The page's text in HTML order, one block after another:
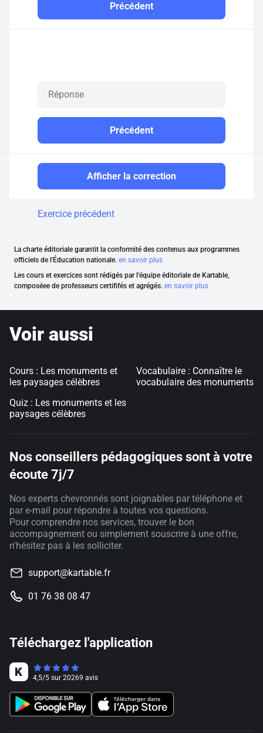
Précédent
Précédent
Afficher la correction
Exercice précédent
La charte éditoriale garantit la conformité des contenus aux programmes
officiels de l'Éducation nationale. en savoir plus
Les cours et exercices sont rédigés par l'équipe éditoriale de Kartable,
composéee de professeurs certififés et agrégés. en savoir plus
Voir aussi
Cours : Les monuments et
les paysages célèbres
Quiz : Les monuments et les
paysages célèbres
Vocabulaire : Connaître le
vocabulaire des monuments
Nos conseillers pédagogiques sont à votre
écoute 7j/7
Nos experts chevronnés sont joignables par téléphone et
par e-mail pour répondre à toutes vos questions.
Pour comprendre nos services, trouver le bon
accompagnement ou simplement souscrire à une offre,
n'hésitez pas à les solliciter.
support@kartable.fr
01 76 38 08 47
Téléchargez l'application
4,5/5 sur 20269 avis